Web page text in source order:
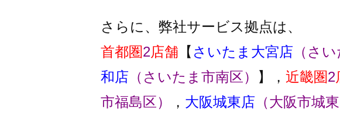
さらに、弊社サービス拠点は、
首都圏2店舗 【 さいたま大宮店 （さ
和店 （さいたま市南区） 】， 近畿圏2
市福島区）
， 大阪城東店 （大阪市城東